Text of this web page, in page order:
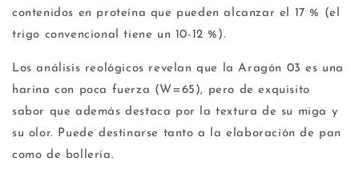
contenidos en proteína que pueden alcanzar el 17 % (el
trigo convencional tiene un 10-12 %).
Los análisis reológicos revelan que la Aragón 03 es una
harina con poca fuerza (W=65), pero de exquisito
sabor que además destaca por la textura de su miga y
su olor. Puede destinarse tanto a la elaboración de pan
como de bollería.